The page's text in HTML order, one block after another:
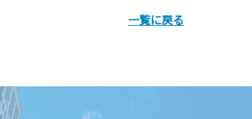
一覧に戻る